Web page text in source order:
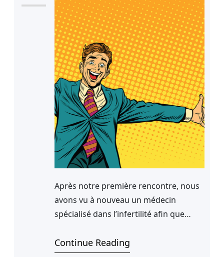
Après notre première rencontre, nous
avons vu à nouveau un médecin
spécialisé dans l’infertilité afin que
d’ovule. La femme qui allait porter
Continue Reading